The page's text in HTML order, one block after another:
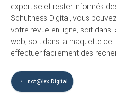
expertise et rester informés
Schulthess Digital, vous
votre revue en ligne, soit dans
web, soit dans la maquette de
effectuer facilement des
not@lex Digital